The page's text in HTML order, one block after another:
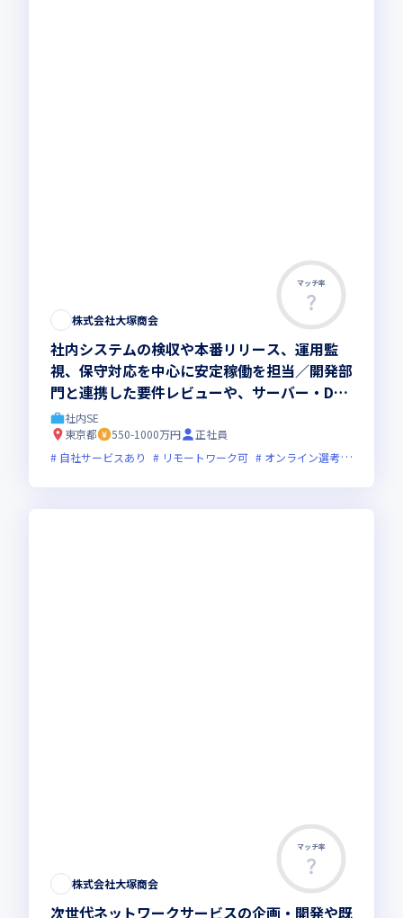
マッチ率
株式会社大塚商会
社内システムの検収や本番リリース、運用監
視、保守対応を中心に安定稼働を担当／開発部
門と連携した要件レビューや、サーバー・DB
の運用管理、性能改善にも携わっていただきま
す
社内SE
東京都
550-1000万円
正社員
自社サービスあり
リモートワーク可 オンライン選考可
マッチ率
株式会社大塚商会
次世代ネットワークサービスの企画・開発や既